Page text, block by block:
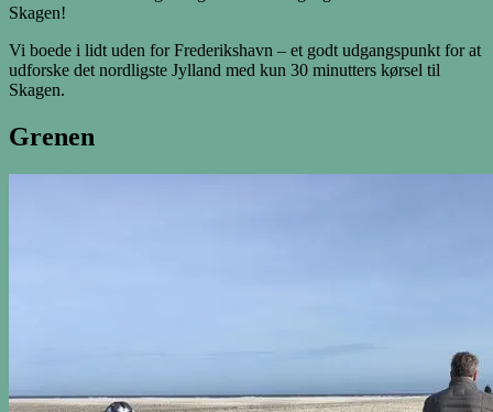
Skagen!
Vi boede i lidt uden for Frederikshavn – et godt udgangspunkt for at
udforske det nordligste Jylland med kun 30 minutters kørsel til
Skagen.
Grenen